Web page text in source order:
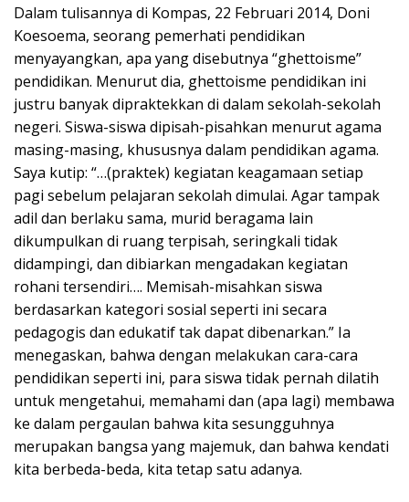
Dalam tulisannya di Kompas, 22 Februari 2014, Doni
Koesoema, seorang pemerhati pendidikan
menyayangkan, apa yang disebutnya “ghettoisme”
pendidikan. Menurut dia, ghettoisme pendidikan ini
justru banyak dipraktekkan di dalam sekolah-sekolah
negeri. Siswa-siswa dipisah-pisahkan menurut agama
masing-masing, khususnya dalam pendidikan agama.
Saya kutip: “…(praktek) kegiatan keagamaan setiap
pagi sebelum pelajaran sekolah dimulai. Agar tampak
adil dan berlaku sama, murid beragama lain
dikumpulkan di ruang terpisah, seringkali tidak
didampingi, dan dibiarkan mengadakan kegiatan
rohani tersendiri…. Memisah-misahkan siswa
berdasarkan kategori sosial seperti ini secara
pedagogis dan edukatif tak dapat dibenarkan.” Ia
menegaskan, bahwa dengan melakukan cara-cara
pendidikan seperti ini, para siswa tidak pernah dilatih
untuk mengetahui, memahami dan (apa lagi) membawa
ke dalam pergaulan bahwa kita sesungguhnya
merupakan bangsa yang majemuk, dan bahwa kendati
kita berbeda-beda, kita tetap satu adanya.